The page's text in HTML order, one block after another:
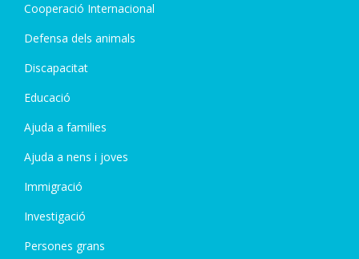
Cooperació Internacional
Defensa dels animals
Discapacitat
Educació
Ajuda a families
Ajuda a nens i joves
Immigració
Investigació
Persones grans